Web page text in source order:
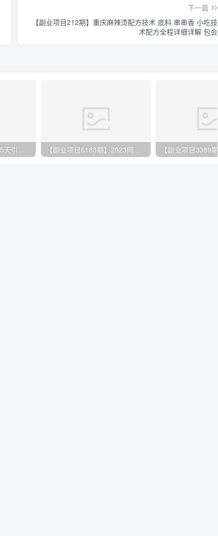
下一篇
【副业项目212期】重庆麻辣烫配方技术 底料 串串香 小吃技
术配方全程详细详解 包会
【副业项目3282期】15天引爆实体店客流，适用于所有餐饮店，突破单量瓶颈 单月42万（餐饮店怎么引流） 【副业项目6183期】2023同城生活团购-达人课程，简单易上手 不用保证金 普通人也可以弯道超车